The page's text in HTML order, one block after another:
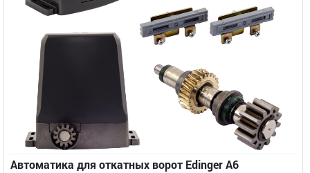
Автоматика для откатных ворот Edinger A6